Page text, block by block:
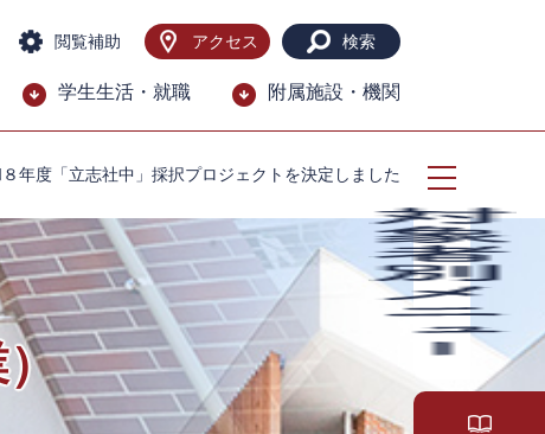
閲覧補助 アクセス 検索
学生生活・就職 附属施設・機関
年度「立志社中」採択プロジェクトを決定しました